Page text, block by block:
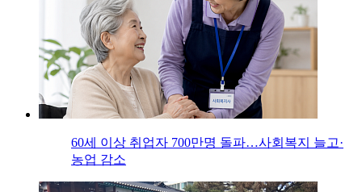
60세 이상 취업자 700만명 돌파…사회복지 늘고·
농업 감소